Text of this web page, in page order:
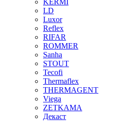
LD
Luxor
Reflex
RIFAR
ROMMER
Sanha
STOUT
Tecofi
Thermaflex
THERMAGENT
Viega
ZETKAMA
Декаст